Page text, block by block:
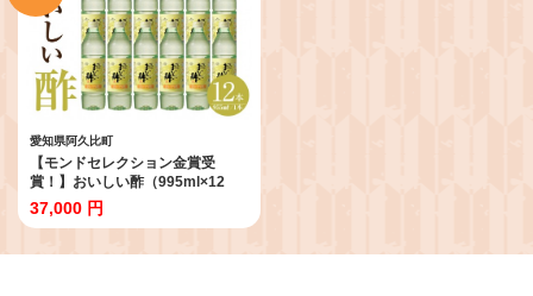
愛知県阿久比町
【モンドセレクション金賞受
賞！】おいしい酢（995ml×12
本）｜ 酢 お酢 調味料 飲む酢 飲む
お酢 ビネガー 便利 美味しい まろ
料理 ヘルシー みかん果実酢配合
37,000 円